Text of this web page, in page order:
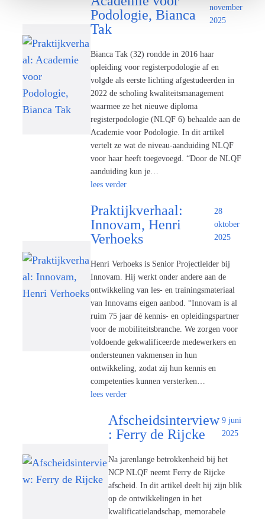
Podologie, Bianca
Tak
november
2025
Bianca Tak (32) rondde in 2016 haar
opleiding voor registerpodologie af en
volgde als eerste lichting afgestudeerden in
2022 de scholing kwaliteitsmanagement
waarmee ze het nieuwe diploma
registerpodologie (NLQF 6) behaalde aan de
Academie voor Podologie. In dit artikel
vertelt ze wat de niveau-aanduiding NLQF
voor haar heeft toegevoegd. “Door de NLQF
aanduiding kun je…
lees verder
Praktijkverhaal:
Innovam, Henri
Verhoeks
28
oktober
2025
Henri Verhoeks is Senior Projectleider bij
Innovam. Hij werkt onder andere aan de
ontwikkeling van les- en trainingsmateriaal
van Innovams eigen aanbod. “Innovam is al
ruim 75 jaar dé kennis- en opleidingspartner
voor de mobiliteitsbranche. We zorgen voor
voldoende gekwalificeerde medewerkers en
ondersteunen vakmensen in hun
ontwikkeling, zodat zij hun kennis en
competenties kunnen versterken…
lees verder
Afscheidsinterview
: Ferry de Rijcke
9 juni
2025
Na jarenlange betrokkenheid bij het
NCP NLQF neemt Ferry de Rijcke
afscheid. In dit artikel deelt hij zijn blik
op de ontwikkelingen in het
kwalificatielandschap, memorabele